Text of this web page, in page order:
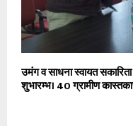
उमंग व साधना स्वायत
शुभारम्भ। 40 ग्रामीण